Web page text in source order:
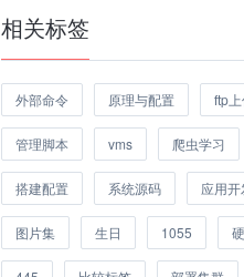
相关标签
外部命令 原理与配置 ftp
管理脚本 vms 爬虫学习
搭建配置 系统源码 应用开
图片集 生日 1055